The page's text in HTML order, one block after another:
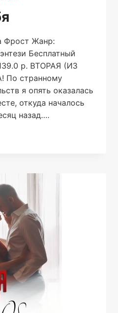
Фрост Жанр:
Бесплатный
р. ВТОРАЯ (ИЗ
По странному
я опять оказалась
откуда началось
назад….